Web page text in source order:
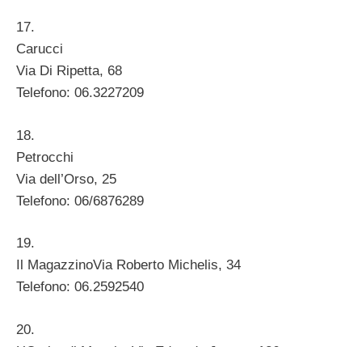
17.
Carucci
Via Di Ripetta, 68
Telefono: 06.3227209
18.
Petrocchi
Via dell’Orso, 25
Telefono: 06/6876289
19.
Il MagazzinoVia Roberto Michelis, 34
Telefono: 06.2592540
20.